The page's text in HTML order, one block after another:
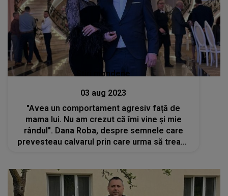
Stiri mondene
03 aug 2023
"Avea un comportament agresiv față de
mama lui. Nu am crezut că îmi vine și mie
rândul". Dana Roba, despre semnele care
prevesteau calvarul prin care urma să treacă